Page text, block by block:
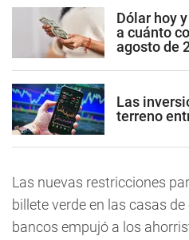
Dólar hoy
a cuánto
agosto de
Las
terreno
Las nuevas restricciones
billete verde en las casas
bancos empujó a los